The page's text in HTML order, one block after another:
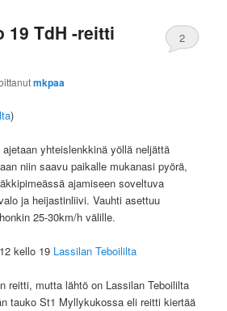
19 TdH -reitti
mkpaa
2
)
yhteislenkkinä yöllä neljättä
niin saavu paikalle mukanasi pyörä,
ajamiseen soveltuva
ja heijastinliivi. Vauhti asettuu
25-30km/h välille.
kello 19 Lassilan Teboililta
reitti, mutta lähtö on Lassilan Teboililta
tauko St1 Myllykukossa eli reitti kiertää